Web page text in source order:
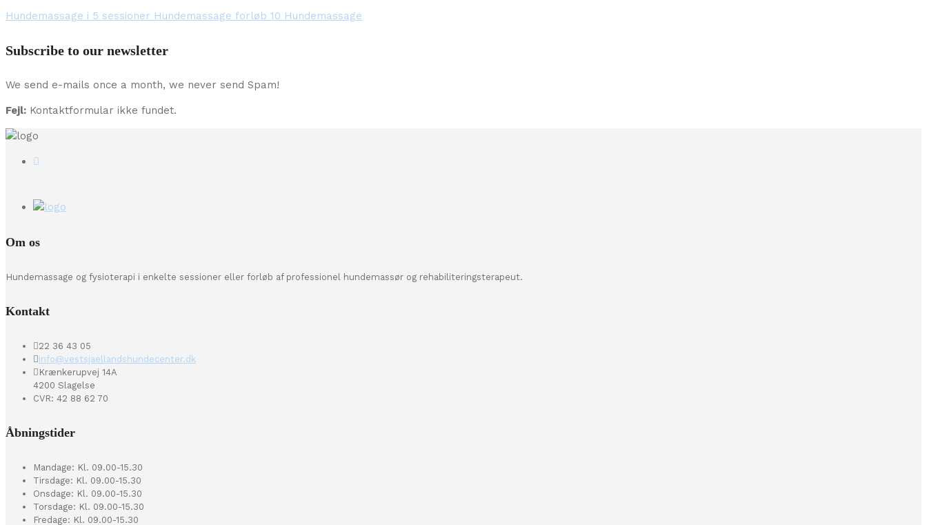
Hundemassage i 5 sessioner Hundemassage forløb 10 Hundemassage
Subscribe to our newsletter
We send e-mails once a month, we never send Spam!
Fejl: Kontaktformular ikke fundet.
Om os
Hundemassage og fysioterapi i enkelte sessioner eller forløb af professionel hundemassør og rehabiliteringsterapeut.
Kontakt
22 36 43 05
info@vestsjaellandshundecenter.dk
Krænkerupvej 14A
4200 Slagelse
CVR: 42 88 62 70
Åbningstider
Mandage: Kl. 09.00-15.30
Tirsdage: Kl. 09.00-15.30
Onsdage: Kl. 09.00-15.30
Torsdage: Kl. 09.00-15.30
Fredage: Kl. 09.00-15.30